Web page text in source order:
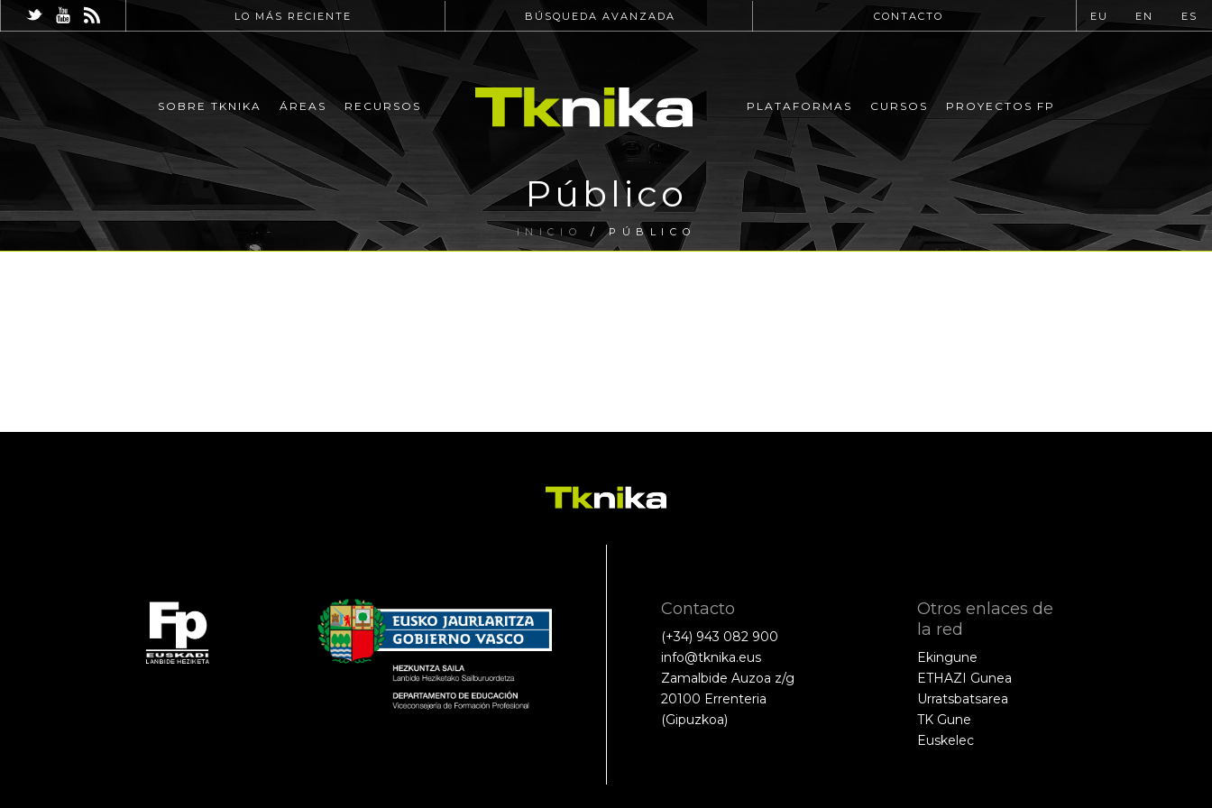
LO MÁS RECIENTE BÚSQUEDA AVANZADA CONTACTO EU EN ES
SOBRE TKNIKA ÁREAS RECURSOS PLATAFORMAS CURSOS PROYECTOS FP
Público
INICIO /PÚBLICO
Contacto
(+34) 943 082 900
info@tknika.eus
Zamalbide Auzoa z/g
20100 Errenteria
(Gipuzkoa)
Otros enlaces de
la red
Ekingune
ETHAZI Gunea
Urratsbatsarea
TK Gune
Euskelec